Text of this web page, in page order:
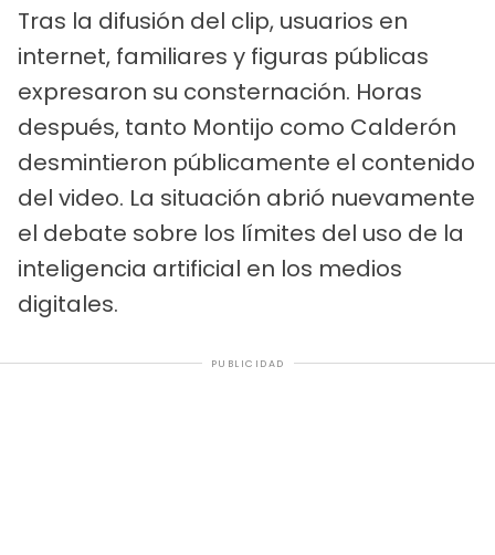
Tras la difusión del clip, usuarios en
internet, familiares y figuras públicas
expresaron su consternación. Horas
después, tanto Montijo como Calderón
desmintieron públicamente el contenido
del video. La situación abrió nuevamente
el debate sobre los límites del uso de la
inteligencia artificial en los medios
digitales.
PUBLICIDAD